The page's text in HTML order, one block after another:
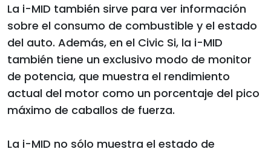
La i-MID también sirve para ver información
sobre el consumo de combustible y el estado
del auto. Además, en el Civic Si, la i-MID
también tiene un exclusivo modo de monitor
de potencia, que muestra el rendimiento
actual del motor como un porcentaje del pico
máximo de caballos de fuerza.
La i-MID no sólo muestra el estado de